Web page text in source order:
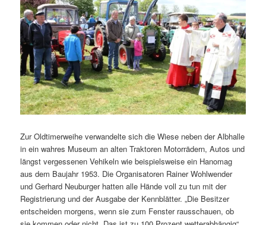
Zur Oldtimerweihe verwandelte sich die Wiese neben der Albhalle
in ein wahres Museum an alten Traktoren Motorrädern, Autos und
längst vergessenen Vehikeln wie beispielsweise ein Hanomag
aus dem Baujahr 1953. Die Organisatoren Rainer Wohlwender
und Gerhard Neuburger hatten alle Hände voll zu tun mit der
Registrierung und der Ausgabe der Kennblätter. „Die Besitzer
entscheiden morgens, wenn sie zum Fenster rausschauen, ob